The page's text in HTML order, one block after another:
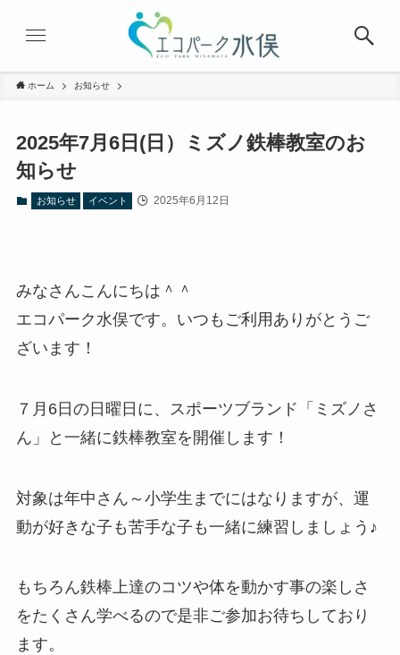
ホーム お知らせ
2025年7月6日(日）ミズノ鉄棒教室のお
知らせ
お知らせ イベント 2025年6月12日
みなさんこんにちは＾＾
エコパーク水俣です。いつもご利用ありがとうご
ざいます！
７月6日の日曜日に、スポーツブランド「ミズノさ
ん」と一緒に鉄棒教室を開催します！
対象は年中さん～小学生までにはなりますが、運
動が好きな子も苦手な子も一緒に練習しましょう♪
もちろん鉄棒上達のコツや体を動かす事の楽しさ
をたくさん学べるので是非ご参加お待ちしており
ます。